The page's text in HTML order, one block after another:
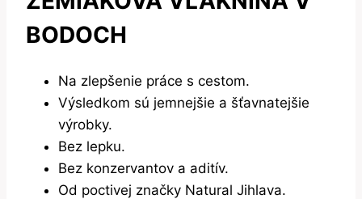
BODOCH
Na zlepšenie práce s cestom.
Výsledkom sú jemnejšie a šťavnatejšie
výrobky.
Bez lepku.
Bez konzervantov a aditív.
Od poctivej značky Natural Jihlava.